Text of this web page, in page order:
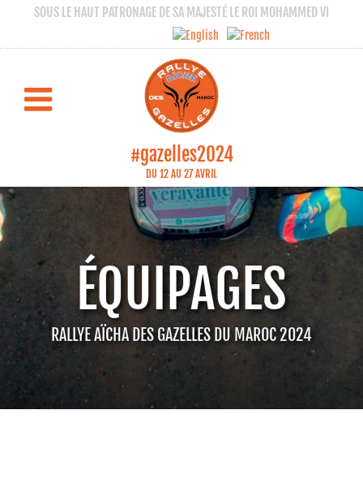
SOUS LE HAUT PATRONAGE DE SA MAJESTÉ LE ROI MOHAMMED VI
#gazelles2024
DU 12 AU 27 AVRIL
ÉQUIPAGES
RALLYE AÏCHA DES GAZELLES DU MAROC 2024